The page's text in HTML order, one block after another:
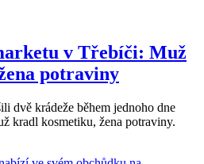
v Třebíči: Muž
potraviny
dvě krádeže během jednoho dne
kradl kosmetiku, žena potraviny.